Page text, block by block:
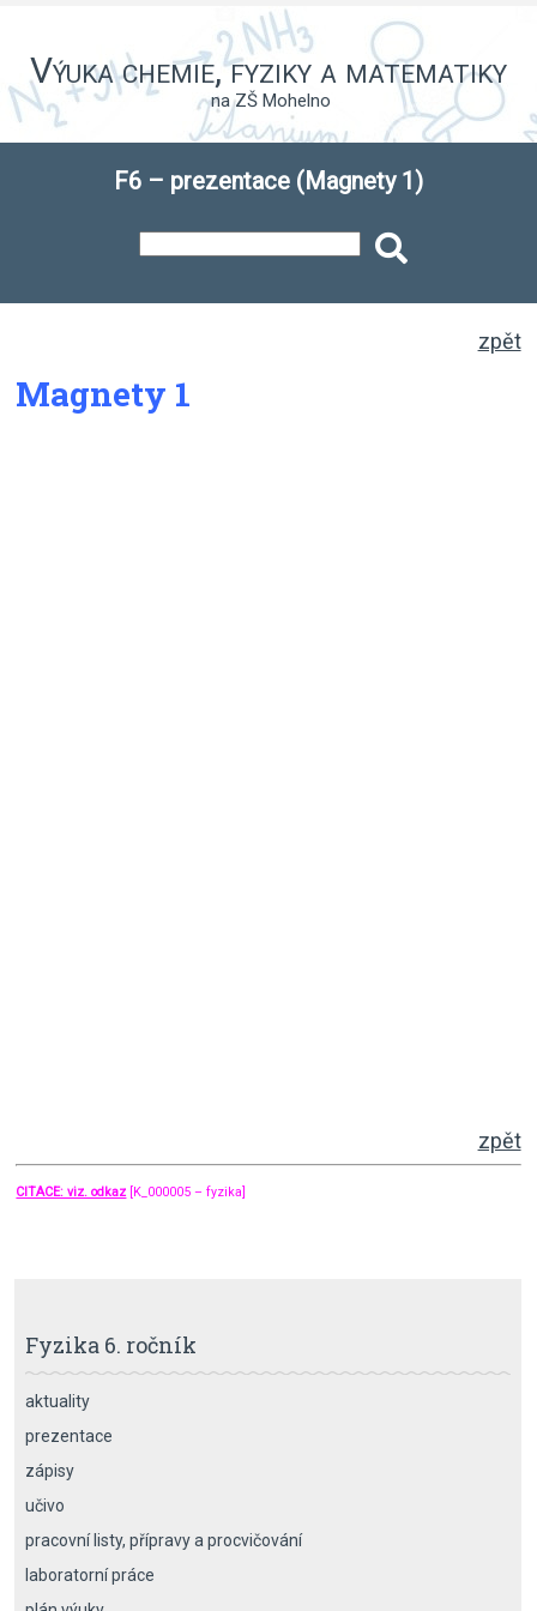
Výuka chemie, fyziky a matematiky
na ZŠ Mohelno
F6 – prezentace (Magnety 1)
zpět
Magnety 1
zpět
CITACE: viz. odkaz [K_000005 – fyzika]
Fyzika 6. ročník
aktuality
prezentace
zápisy
učivo
pracovní listy, přípravy a procvičování
laboratorní práce